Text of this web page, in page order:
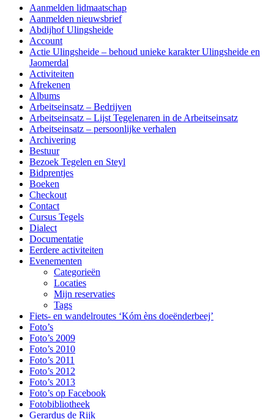
Aanmelden lidmaatschap
Aanmelden nieuwsbrief
Abdijhof Ulingsheide
Account
Actie Ulingsheide – behoud unieke karakter Ulingsheide en
Jaomerdal
Activiteiten
Afrekenen
Albums
Arbeitseinsatz – Bedrijven
Arbeitseinsatz – Lijst Tegelenaren in de Arbeitseinsatz
Arbeitseinsatz – persoonlijke verhalen
Archivering
Bestuur
Bezoek Tegelen en Steyl
Bidprentjes
Boeken
Checkout
Contact
Cursus Tegels
Dialect
Documentatie
Eerdere activiteiten
Evenementen
Categorieën
Locaties
Mijn reservaties
Tags
Fiets- en wandelroutes ‘Kóm èns doeënderbeej’
Foto’s
Foto’s 2009
Foto’s 2010
Foto’s 2011
Foto’s 2012
Foto’s 2013
Foto’s op Facebook
Fotobibliotheek
Gerardus de Rijk